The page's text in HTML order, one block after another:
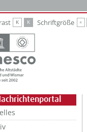
K K Schriftgröße K